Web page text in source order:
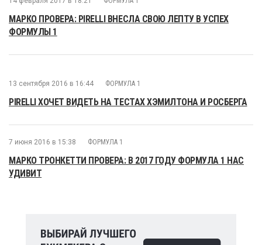
МАРКО ПРОВЕРА: PIRELLI ВНЕСЛА СВОЮ ЛЕПТУ В УСПЕХ
ФОРМУЛЫ 1
13 сентября 2016 в 16:44 ФОРМУЛА 1
PIRELLI ХОЧЕТ ВИДЕТЬ НА ТЕСТАХ ХЭМИЛТОНА И РОСБЕРГА
7 июня 2016 в 15:38 ФОРМУЛА 1
МАРКО ТРОНКЕТТИ ПРОВЕРА: В 2017 ГОДУ ФОРМУЛА 1 НАС
УДИВИТ